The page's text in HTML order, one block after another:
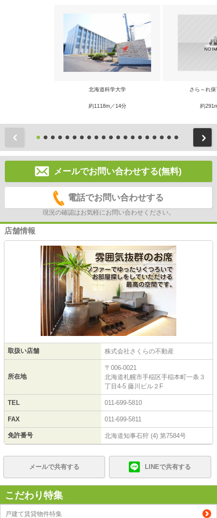
北海道科学大学
約1118m／14分
さら～れ
約
メールでお問い合わせする(無料)
電話でお問い合わせする
現況の確認はお気軽にお問い合わせください。
店舗情報
取扱い店舗 株式会社さくらの不動産
所在地
〒006-0021
北海道札幌市手稲区手稲本町一条３
丁目4-5 藤川ビル２F
TEL 011-699-5810
FAX 011-699-5811
免許番号 北海道知事石狩 (4) 第7584号
メールで共有する LINEで共有する
こだわり特集
戸建て賃貸物件特集